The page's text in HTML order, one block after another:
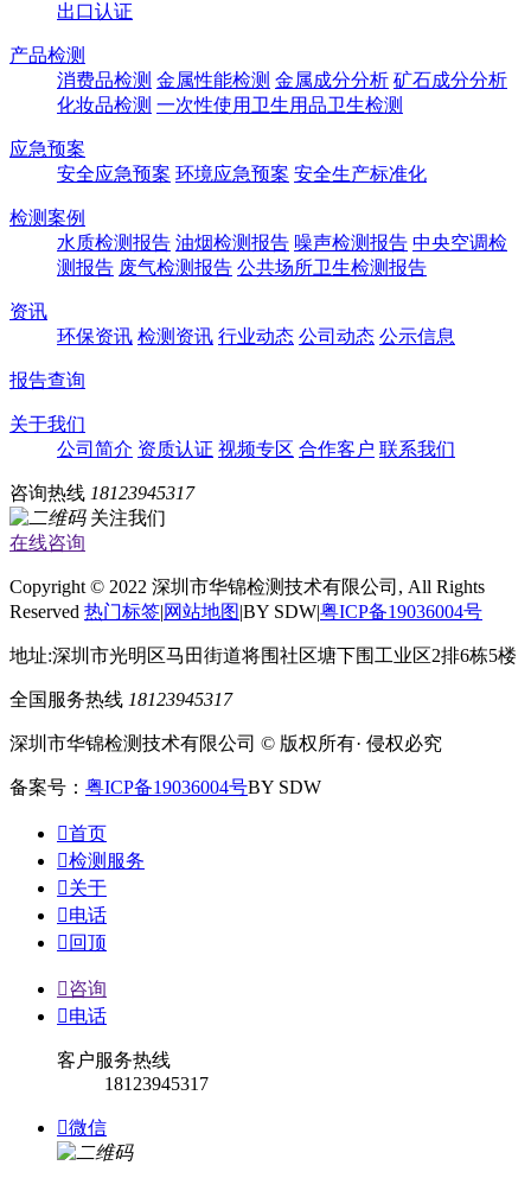
出口认证
产品检测
消费品检测 金属性能检测 金属成分分析 矿石成分分析
化妆品检测 一次性使用卫生用品卫生检测
应急预案
安全应急预案 环境应急预案 安全生产标准化
检测案例
水质检测报告 油烟检测报告 噪声检测报告 中央空调检
测报告 废气检测报告 公共场所卫生检测报告
资讯
环保资讯 检测资讯 行业动态 公司动态 公示信息
报告查询
关于我们
公司简介 资质认证 视频专区 合作客户 联系我们
咨询热线 18123945317
关注我们
在线咨询
Copyright © 2022 深圳市华锦检测技术有限公司, All Rights
Reserved 热门标签|网站地图|BY SDW|粤ICP备19036004号
地址:深圳市光明区马田街道将围社区塘下围工业区2排6栋5楼
全国服务热线 18123945317
深圳市华锦检测技术有限公司 © 版权所有· 侵权必究
备案号： 粤ICP备19036004号BY SDW
首页
检测服务
关于
电话
 回顶
咨询
电话
客户服务热线
18123945317
微信